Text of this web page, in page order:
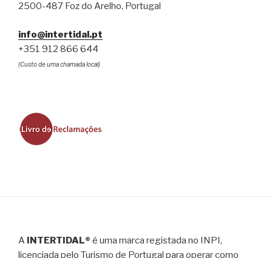
2500-487 Foz do Arelho, Portugal
info@intertidal.pt
+351 912 866 644
(Custo de uma chamada local)
A INTERTIDAL® é uma marca registada no INPI,
licenciada pelo Turismo de Portugal para operar como